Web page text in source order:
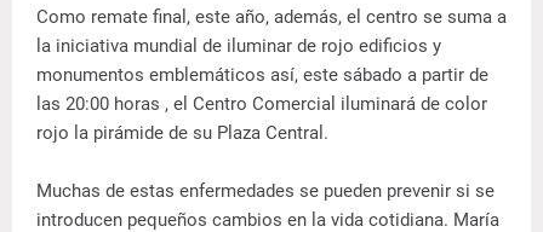
Como remate final, este año, además, el centro se suma a
la iniciativa mundial de iluminar de rojo edificios y
monumentos emblemáticos así, este sábado a partir de
las 20:00 horas , el Centro Comercial iluminará de color
rojo la pirámide de su Plaza Central.
Muchas de estas enfermedades se pueden prevenir si se
introducen pequeños cambios en la vida cotidiana. María